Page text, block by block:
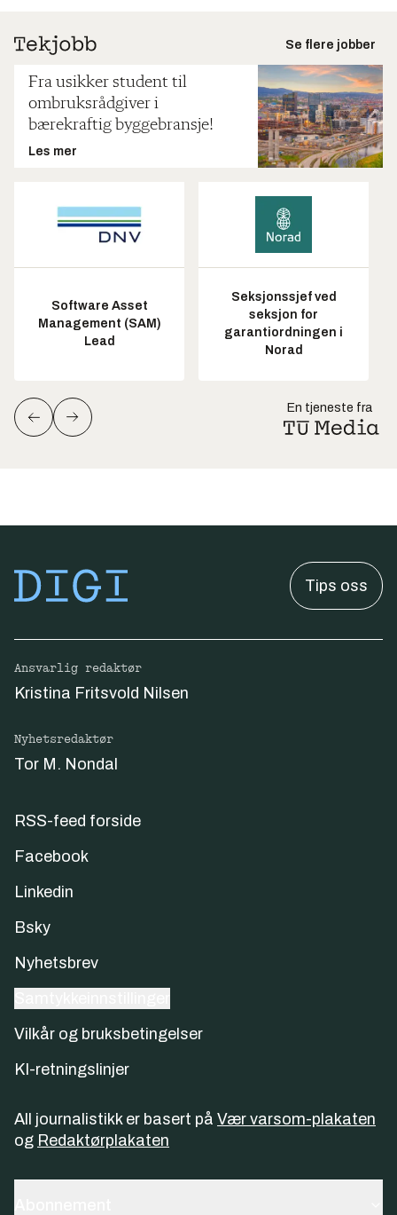
Se flere jobber
Fra usikker student til
ombruksrådgiver i
bærekraftig byggebransje!
Les mer
Software Asset
Management (SAM)
Lead
Seksjonssjef ved
seksjon for
garantiordningen i
Norad
En tjeneste fra
Tips oss
Ansvarlig redaktør
Kristina Fritsvold Nilsen
Nyhetsredaktør
Tor M. Nondal
RSS-feed forside
Facebook
Linkedin
Bsky
Nyhetsbrev
Vilkår og bruksbetingelser
KI-retningslinjer
All journalistikk er basert på Vær varsom-plakaten
og Redaktørplakaten